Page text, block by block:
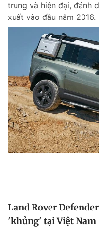
trung và hiện đại, đánh
xuất vào đầu năm 2016.
Land Rover
'khủng' tại Việt Nam